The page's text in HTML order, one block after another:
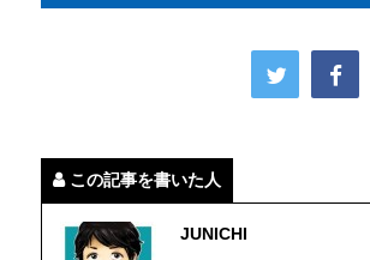
この記事を書いた人
JUNICHI